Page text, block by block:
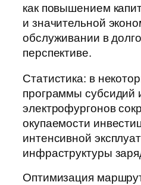
как повышением
и значительной
обслуживании в
перспективе.
Статистика: в
программы субсидий
электрофургонов
окупаемости
интенсивной
инфраструктуры
Оптимизация